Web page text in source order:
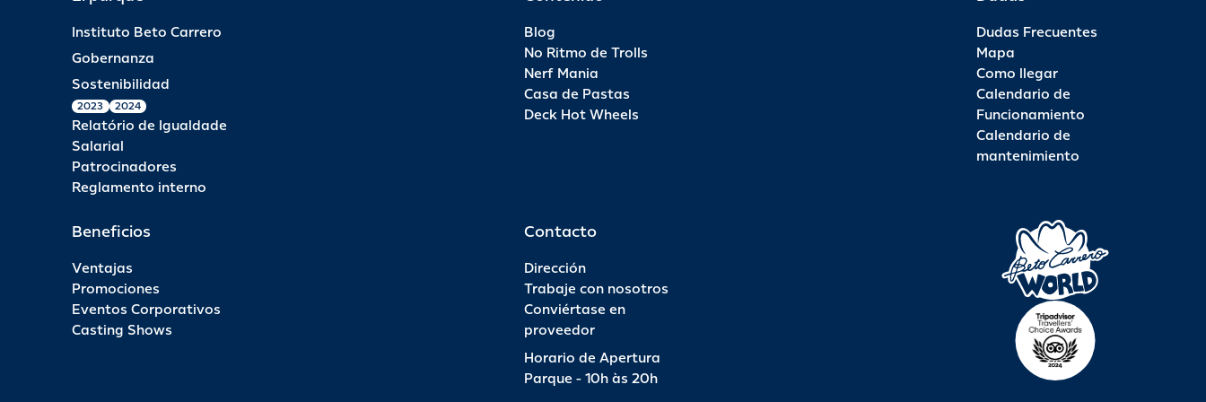
Instituto Beto Carrero
Gobernanza
Sostenibilidad
2023 2024
Relatório de Igualdade
Salarial
Patrocinadores
Reglamento interno
Blog
No Ritmo de Trolls
Nerf Mania
Casa de Pastas
Deck Hot Wheels
Dudas Frecuentes
Mapa
Como llegar
Calendario de
Funcionamiento
Calendario de
mantenimiento
Beneficios
Ventajas
Promociones
Eventos Corporativos
Casting Shows
Contacto
Dirección
Trabaje con nosotros
Conviértase en
proveedor
Horario de Apertura
Parque - 10h às 20h